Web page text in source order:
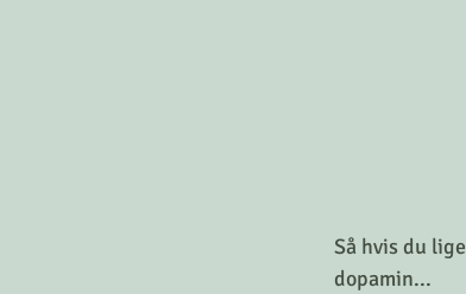
Så hvis du
dopamin...